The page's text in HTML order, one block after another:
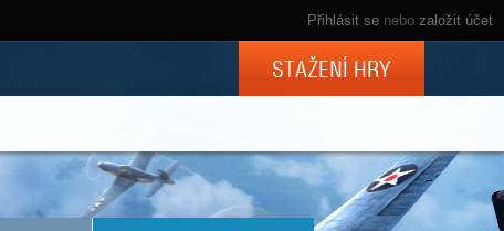
Přihlásit se nebo založit účet
STAŽENÍ HRY